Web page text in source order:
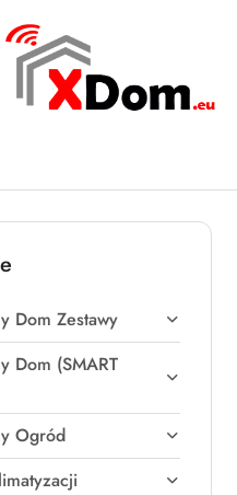
głównej
wyszukiwarki
konto
głównego
Dom Zestawy
Dom (SMART
Ogród